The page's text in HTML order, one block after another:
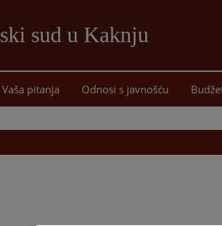
sud u Kaknju
sadržaj
Vaša pitanja Odnosi s javnošću